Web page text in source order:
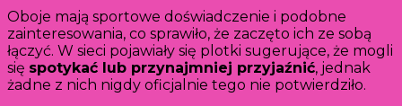
Oboje mają sportowe doświadczenie i podobne
zainteresowania, co sprawiło, że zaczęto ich ze sobą
łączyć. W sieci pojawiały się plotki sugerujące, że mogli
się spotykać lub przynajmniej przyjaźnić, jednak
żadne z nich nigdy oficjalnie tego nie potwierdziło.